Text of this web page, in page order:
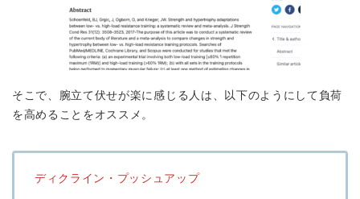
そこで、腕立て伏せが楽に感じる人は、以下のようにして負荷
を高めることをオススメ。
ディクライン・プッシュアップ